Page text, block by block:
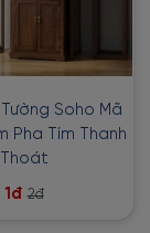
Soho Mã
Pha Tím Thanh
Thoát
1đ 2đ